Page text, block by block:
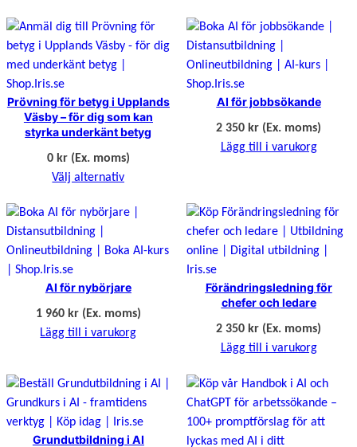
Prövning för betyg i Upplands
Väsby – för dig som kan
styrka underkänt betyg
0 kr (Ex. moms)
Välj alternativ
AI för jobbsökande
2 350 kr (Ex. moms)
Lägg till i varukorg
AI för nybörjare
1 960 kr (Ex. moms)
Lägg till i varukorg
Förändringsledning för
chefer och ledare
2 350kr (Ex. moms)
Lägg till i varukorg
Grundutbildning i AI